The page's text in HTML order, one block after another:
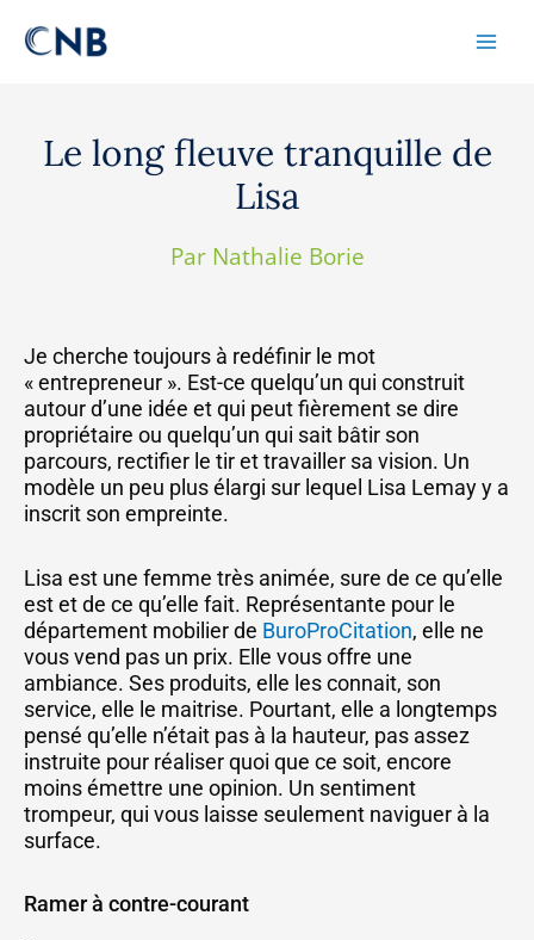
Le long fleuve tranquille de
Lisa
Par Nathalie Borie
Je cherche toujours à redéfinir le mot
« entrepreneur ». Est-ce quelqu’un qui construit
autour d’une idée et qui peut fièrement se dire
propriétaire ou quelqu’un qui sait bâtir son
parcours, rectifier le tir et travailler sa vision. Un
modèle un peu plus élargi sur lequel Lisa Lemay y a
inscrit son empreinte.
Lisa est une femme très animée, sure de ce qu’elle
est et de ce qu’elle fait. Représentante pour le
département mobilier de BuroProCitation, elle ne
vous vend pas un prix. Elle vous offre une
ambiance. Ses produits, elle les connait, son
service, elle le maitrise. Pourtant, elle a longtemps
pensé qu’elle n’était pas à la hauteur, pas assez
instruite pour réaliser quoi que ce soit, encore
moins émettre une opinion. Un sentiment
trompeur, qui vous laisse seulement naviguer à la
surface.
Ramer à contre-courant